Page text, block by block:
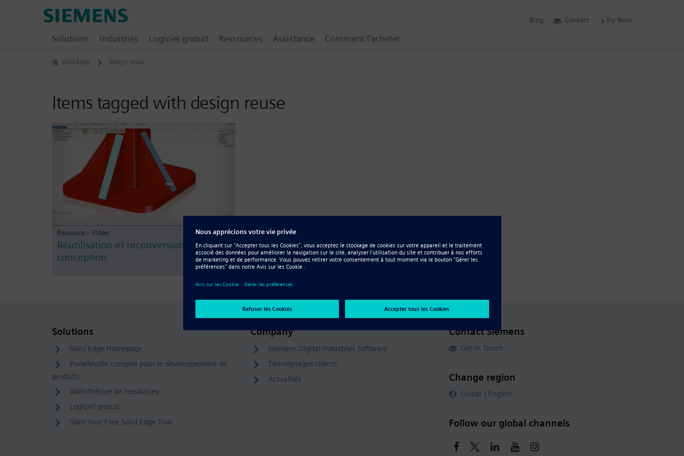
Solid Edge design reuse
Items tagged with design reuse
Resource - Vidéo
Réutilisation et reconversion de la
conception
Solutions
Solid Edge Homepage
Portefeuille complet pour le développement de
produits
Bibliothèque de ressources
Logiciel gratuit
Start Your Free Solid Edge Trial
Company
Siemens Digital Industries Software
Témoignages clients
Actualités
Contact Siemens
Get in Touch
Change region
Global | English
Follow our global channels
Industries
–
Life
Blog Contact Try Now
Solutions Industries Logiciel gratuit Ressources Assistance Comment l’acheter